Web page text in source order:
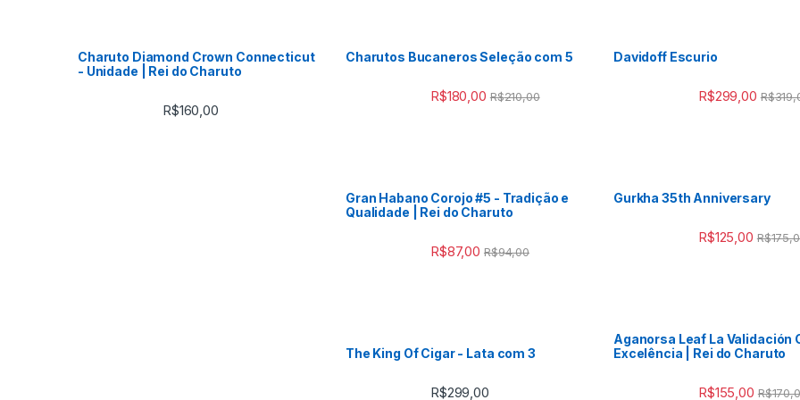
Charuto Diamond Crown Connecticut
- Unidade | Rei do Charuto
R$160,00
Charutos Bucaneros Seleção com 5
R$180,00 R$210,00
Gran Habano Corojo #5 - Tradição e
Qualidade | Rei do Charuto
R$87,00 R$94,00
The King Of Cigar - Lata com 3
R$299,00
Davidoff Escurio
R$299,00 R$
Gurkha 35th Anniversary
R$125,00 R$
Aganorsa Leaf La Validación
Excelência | Rei do Charuto
R$155,00 R$